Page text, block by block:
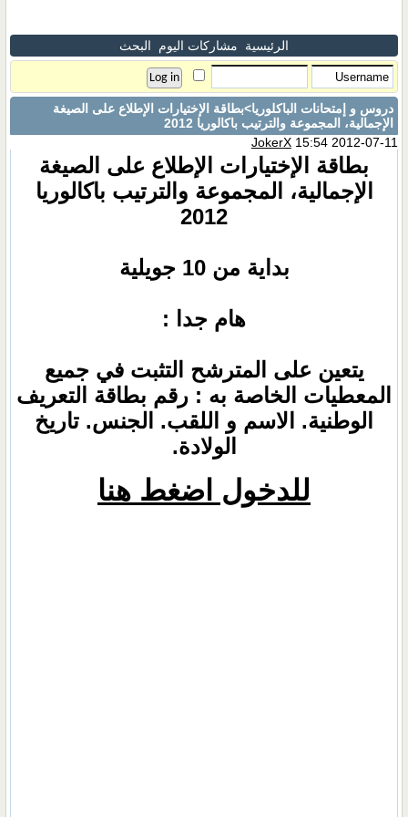
الرئيسية مشاركات اليوم البحث
دروس و إمتحانات الباكلوريا>بطاقة الإختيارات الإطلاع على الصيغة
الإجمالية، المجموعة والترتيب باكالوريا 2012
JokerX15:54 2012-07-11
بطاقة الإختيارات الإطلاع على الصيغة
الإجمالية، المجموعة والترتيب باكالوريا
2012
بداية من 10 جويلية
هام جدا :
يتعين على المترشح التثبت في جميع
المعطيات الخاصة به : رقم بطاقة التعريف
الوطنية. الاسم و اللقب. الجنس. تاريخ
الولادة.
للدخول اضغط هنا